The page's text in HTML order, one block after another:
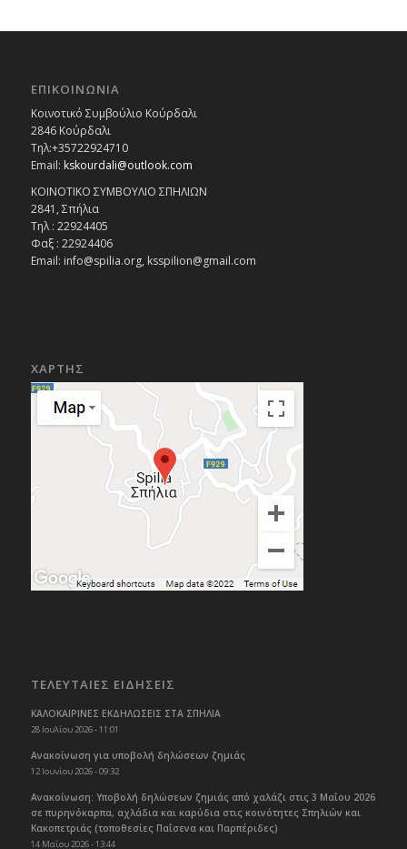
ΕΠΙΚΟΙΝΩΝΙΑ
Κοινοτικό Συμβούλιο Κούρδαλι
2846 Κούρδαλι
Τηλ:+35722924710
Email: kskourdali@outlook.com
ΚΟΙΝΟΤΙΚΟ ΣΥΜΒΟΥΛΙΟ ΣΠΗΛΙΩΝ
2841, Σπήλια
Τηλ : 22924405
Φαξ : 22924406
Email: info@spilia.org, ksspilion@gmail.com
ΧΑΡΤΗΣ
ΤΕΛΕΥΤΑΙΕΣ ΕΙΔΗΣΕΙΣ
ΚΑΛΟΚΑΙΡΙΝΕΣ ΕΚΔΗΛΩΣΕΙΣ ΣΤΑ ΣΠΗΛΙΑ
28 Ιουλίου 2026 - 11:01
Ανακοίνωση για υποβολή δηλώσεων ζημιάς
12 Ιουνίου 2026 - 09:32
Ανακοίνωση: Υποβολή δηλώσεων ζημιάς από χαλάζι στις 3 Μαΐου 2026
σε πυρηνόκαρπα, αχλάδια και καρύδια στις κοινότητες Σπηλιών και
Κακοπετριάς (τοποθεσίες Παΐσενα και Παρπέριδες)
14 Μαΐου 2026 - 13:44